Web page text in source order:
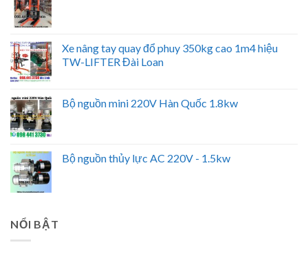
Xe nâng tay quay đổ phuy 350kg cao 1m4 hiệu
TW-LIFTER Đài Loan
Bộ nguồn mini 220V Hàn Quốc 1.8kw
Bộ nguồn thủy lực AC 220V - 1.5kw
NỔI BẬT